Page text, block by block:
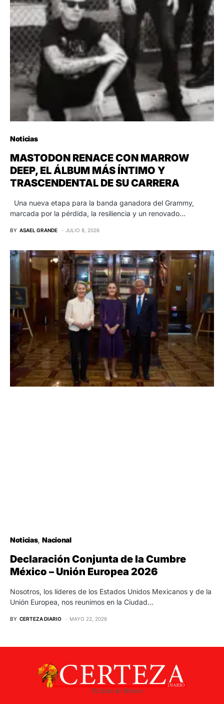
Noticias
MASTODON RENACE CON MARROW
DEEP, EL ÁLBUM MÁS ÍNTIMO Y
TRASCENDENTAL DE SU CARRERA
Una nueva etapa para la banda ganadora del Grammy,
marcada por la pérdida, la resiliencia y un renovado…
BY ASAEL GRANDE JULIO 8, 2026
Noticias Nacional
Declaración Conjunta de la Cumbre
México – Unión Europea 2026
Nosotros, los líderes de los Estados Unidos Mexicanos y de la
Unión Europea, nos reunimos en la Ciudad…
BY CERTEZA DIARIO MAYO 22, 2026